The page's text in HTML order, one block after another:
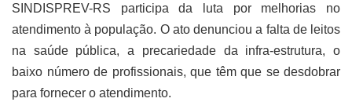
SINDISPREV-RS participa da luta por melhorias no
atendimento à população. O ato denunciou a falta de leitos
na saúde pública, a precariedade da infra-estrutura, o
baixo número de profissionais, que têm que se desdobrar
para fornecer o atendimento.